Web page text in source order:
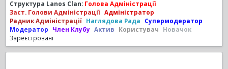
Структура Lanos Clan: Голова Адміністрації
Заст. Голови Адміністрації Адміністратор
Радник Адміністрації Наглядова Рада
Супермодератор
Модератор
Член Клубу Актив Користувач
Новачок
Зареєстровані